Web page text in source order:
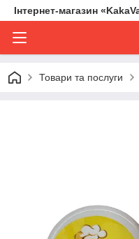
Інтернет-магазин
Товари та послуги